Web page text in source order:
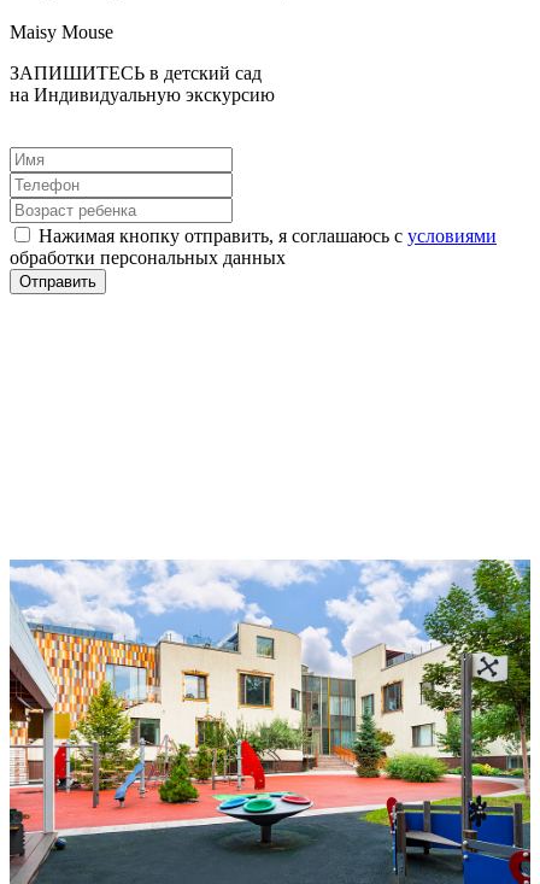
Maisy Mouse
ЗАПИШИТЕСЬ в детский сад
на Индивидуальную экскурсию
Нажимая кнопку отправить, я соглашаюсь с условиями
обработки персональных данных